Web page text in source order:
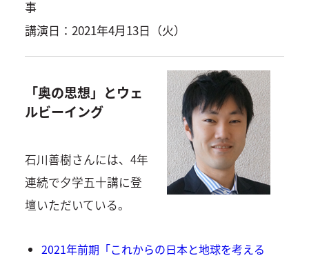
事
講演日：2021年4月13日（火）
「奥の思想」とウェ
ルビーイング
石川善樹さんには、4年
連続で夕学五十講に登
壇いただいている。
2021年前期「これからの日本と地球を考える